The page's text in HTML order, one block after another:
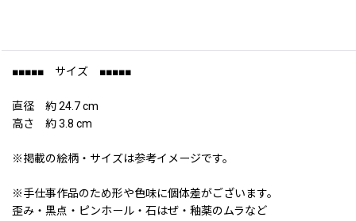
■■■■■ サイズ ■■■■■
直径 約 24.7 cm
高さ 約 3.8 cm
※掲載の絵柄・サイズは参考イメージです。
※手仕事作品のため形や色味に個体差がございます。
歪み・黒点・ピンホール・石はぜ・釉薬のムラなど